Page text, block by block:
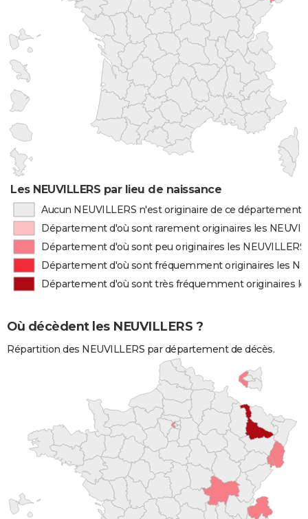
Les NEUVILLERS par lieu de naissance
Aucun NEUVILLERS n'est originaire de ce département
Département d'où sont rarement originaires les
Département d'où sont peu originaires les NEUVILLERS
Département d'où sont fréquemment originaires les
Département d'où sont très fréquemment originaires
Où décèdent les NEUVILLERS ?
Répartition des NEUVILLERS par département de décès.